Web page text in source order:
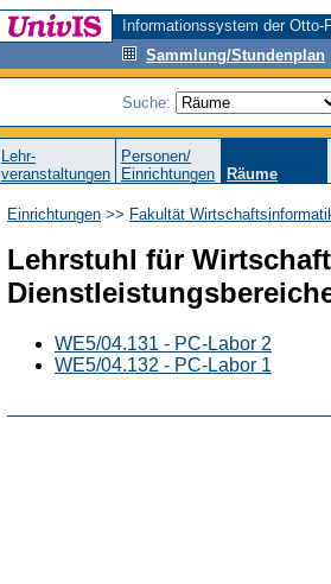
Informationssystem der
Sammlung/Stundenplan
Suche:
Lehr-
veranstaltungen
Personen/
Einrichtungen
Räume
Einrichtungen >> Fakultät
Lehrstuhl für
WE5/04.131 - PC-Labor 2
WE5/04.132 - PC-Labor 1